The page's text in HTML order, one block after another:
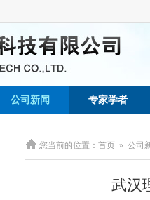
公司新闻 专家学者
您当前的位置： 首页 » 公司
武汉